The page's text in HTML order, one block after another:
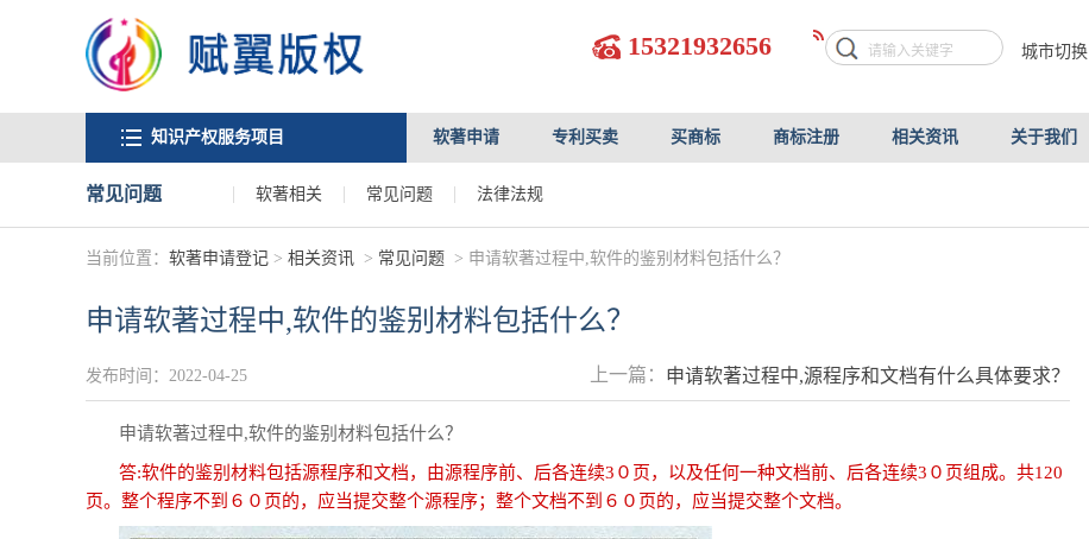
15321932656 城市切换
知识产权服务项目 软著申请 专利买卖 买商标 商标注册 相关资讯 关于我们
常见问题 软著相关 常见问题 法律法规
当前位置： 软著申请登记 > 相关资讯 > 常见问题 > 申请软著过程中,软件的鉴别材料包括什么？
申请软著过程中,软件的鉴别材料包括什么？
发布时间：2022-04-25 上一篇： 申请软著过程中,源程序和文档有什么具体要求？
申请软著过程中,软件的鉴别材料包括什么？
答:软件的鉴别材料包括源程序和文档，由源程序前、后各连续3０页，以及任何一种文档前、后各连续3０页组成。共120
页。整个程序不到６０页的，应当提交整个源程序；整个文档不到６０页的，应当提交整个文档。